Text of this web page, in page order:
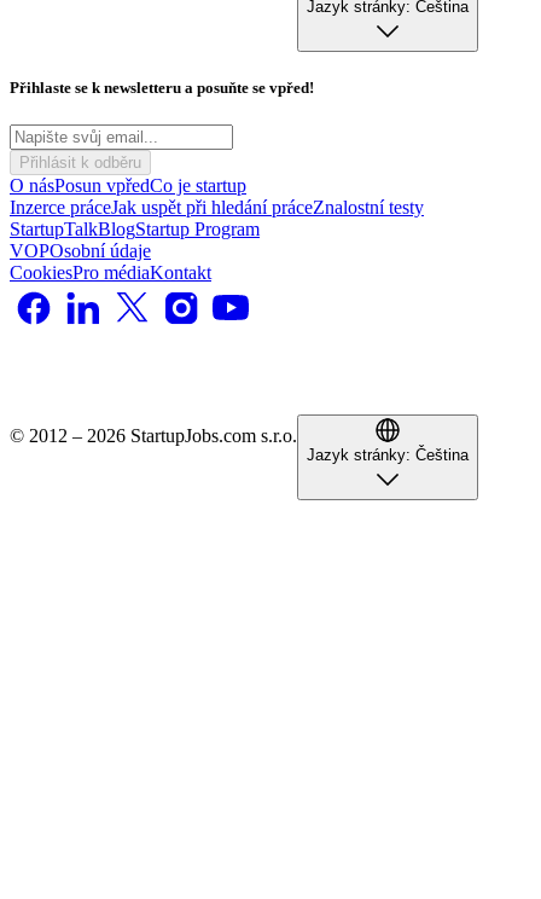
Jazyk stránky: Čeština
Přihlaste se k newsletteru a posuňte se vpřed!
Přihlásit k odběru
O násPosun vpředCo je startup
Inzerce práceJak uspět při hledání práceZnalostní testy
StartupTalkBlogStartup Program
VOPOsobní údaje
CookiesPro médiaKontakt
© 2012 – 2026 StartupJobs.com s.r.o.
Jazyk stránky: Čeština